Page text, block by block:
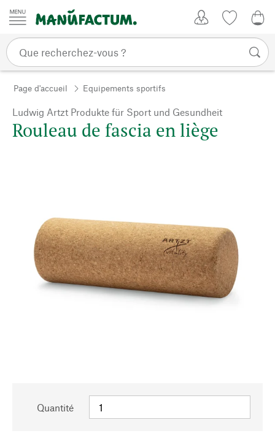
Passer au contenu
Page d'accueil Equipements sportifs
Ludwig Artzt Produkte für Sport und Gesundheit
Rouleau de fascia en liège
Quantité